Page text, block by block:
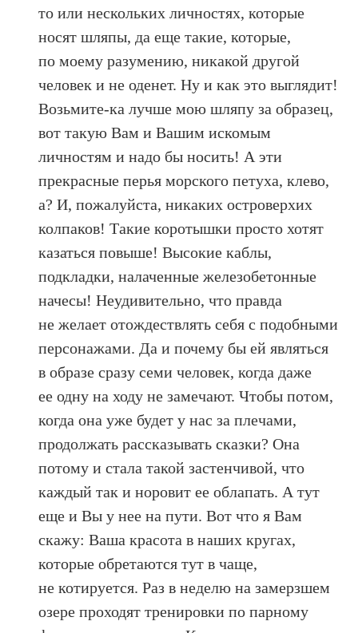
то или нескольких личностях, которые
носят шляпы, да еще такие, которые,
по моему разумению, никакой другой
человек и не оденет. Ну и как это выглядит!
Возьмите-ка лучше мою шляпу за образец,
вот такую Вам и Вашим искомым
личностям и надо бы носить! А эти
прекрасные перья морского петуха, клево,
а? И, пожалуйста, никаких островерхих
колпаков! Такие коротышки просто хотят
казаться повыше! Высокие каблы,
подкладки, налаченные железобетонные
начесы! Неудивительно, что правда
не желает отождествлять себя с подобными
персонажами. Да и почему бы ей являться
в образе сразу семи человек, когда даже
ее одну на ходу не замечают. Чтобы потом,
когда она уже будет у нас за плечами,
продолжать рассказывать сказки? Она
потому и стала такой застенчивой, что
каждый так и норовит ее облапать. А тут
еще и Вы у нее на пути. Вот что я Вам
скажу: Ваша красота в наших кругах,
которые обретаются тут в чаще,
не котируется. Раз в неделю на замерзшем
озере проходят тренировки по парному